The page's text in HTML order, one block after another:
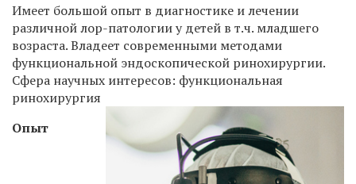
Имеет большой опыт в диагностике и лечении
различной лор-патологии у детей в т.ч. младшего
возраста. Владеет современными методами
функциональной эндоскопической ринохирургии.
Сфера научных интересов: функциональная
ринохирургия
Опыт